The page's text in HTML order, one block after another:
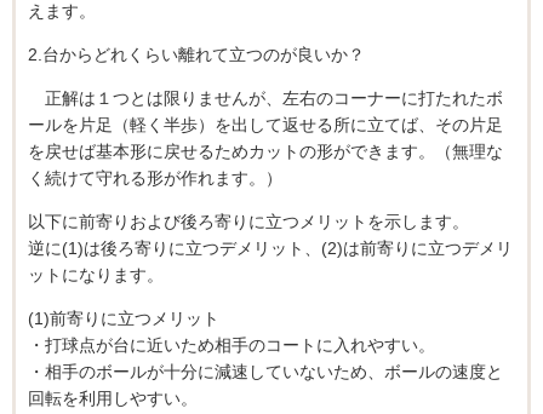
えます。
2.台からどれくらい離れて立つのが良いか？
正解は１つとは限りませんが、左右のコーナーに打たれたボ
ールを片足（軽く半歩）を出して返せる所に立てば、その片足
を戻せば基本形に戻せるためカットの形ができます。（無理な
く続けて守れる形が作れます。）
以下に前寄りおよび後ろ寄りに立つメリットを示します。
逆に(1)は後ろ寄りに立つデメリット、(2)は前寄りに立つデメリ
ットになります。
(1)前寄りに立つメリット
・打球点が台に近いため相手のコートに入れやすい。
・相手のボールが十分に減速していないため、ボールの速度と
回転を利用しやすい。